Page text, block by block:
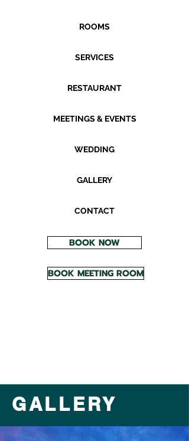
ROOMS
SERVICES
RESTAURANT
MEETINGS & EVENTS
WEDDING
GALLERY
CONTACT
BOOK NOW
BOOK MEETING ROOM
GALLERY